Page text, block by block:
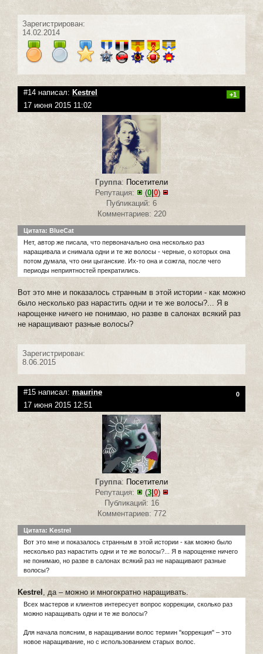
Зарегистрирован:
14.02.2014
#14 написал: Kestrel +1
17 июня 2015 11:02
Группа: Посетители
Репутация:
(0| 0)
Публикаций: 6
Комментариев: 220
Цитата: BlueCat
Нет, автор же писала, что первоначально она несколько раз
наращивала и снимала одни и те же волосы - черные, о которых она
потом думала, что они цыганские. Их-то она и сожгла, после чего
периоды неприятностей прекратились.
Вот это мне и показалось странным в этой истории - как можно
было несколько раз нарастить одни и те же волосы?... Я в
нарощенке ничего не понимаю, но разве в салонах всякий раз
не наращивают разные волосы?
Зарегистрирован:
8.06.2015
#15 написал: maurine 0
17 июня 2015 12:51
Группа: Посетители
Репутация:
(3| 0)
Публикаций: 16
Комментариев: 772
Цитата: Kestrel
Вот это мне и показалось странным в этой истории - как можно было
несколько раз нарастить одни и те же волосы?... Я в нарощенке ничего
не понимаю, но разве в салонах всякий раз не наращивают разные
волосы?
Kestrel , да – можно и многократно наращивать.
Всех мастеров и клиентов интересует вопрос коррекции, сколько раз
можно наращивать одни и те же волосы?
Для начала поясним, в наращивании волос термин "коррекция" – это
новое наращивание, но с использованием старых волос.